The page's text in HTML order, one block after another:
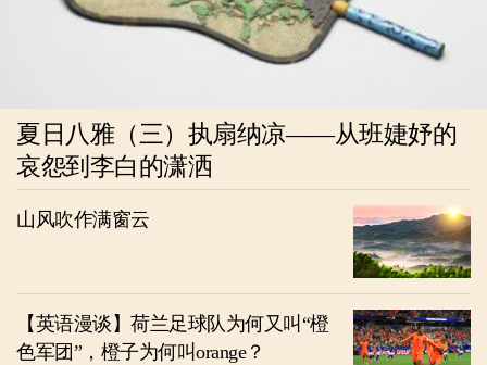
夏日八雅（三）执扇纳凉——从班婕妤的
哀怨到李白的潇洒
山风吹作满窗云
【英语漫谈】荷兰足球队为何又叫“橙
色军团”，橙子为何叫orange？